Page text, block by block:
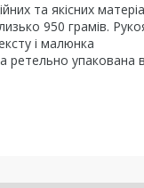
та якісних
950 грамів.
і малюнка
ретельно упакована